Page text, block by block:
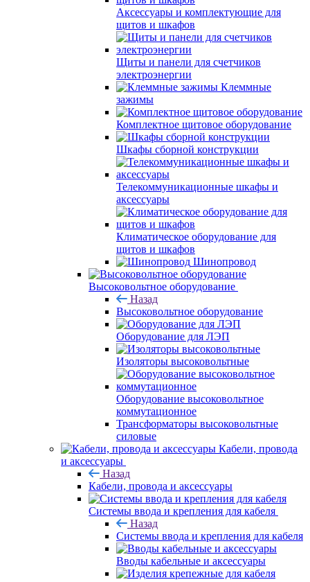
Аксессуары и комплектующие для
щитов и шкафов
Щиты и панели для счетчиков
электроэнергии
Клеммные
зажимы
Комплектное щитовое оборудование
Шкафы сборной конструкции
Телекоммуникационные шкафы и
аксессуары
Климатическое оборудование для
щитов и шкафов
Шинопровод
Высоковольтное оборудование
Назад
Высоковольтное оборудование
Оборудование для ЛЭП
Изоляторы высоковольтные
Оборудование высоковольтное
коммутационное
Трансформаторы высоковольтные
силовые
Кабели, провода
и аксессуары
Назад
Кабели, провода и аксессуары
Системы ввода и крепления для кабеля
Назад
Системы ввода и крепления для кабеля
Вводы кабельные и аксессуары